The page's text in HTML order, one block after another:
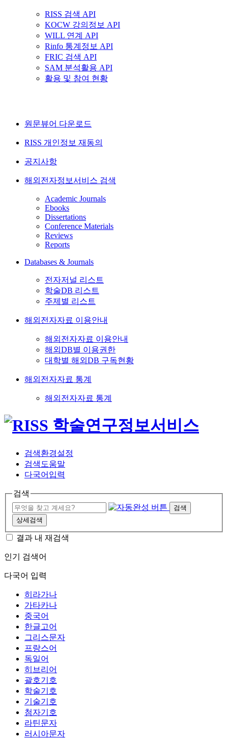
RISS 검색 API
KOCW 강의정보 API
WILL 연계 API
Rinfo 통계정보 API
FRIC 검색 API
SAM 분석활용 API
활용 및 참여 현황
원문뷰어 다운로드
RISS 개인정보 재동의
공지사항
해외전자정보서비스 검색
Academic Journals
Ebooks
Dissertations
Conference Materials
Reviews
Reports
Databases & Journals
전자저널 리스트
학술DB 리스트
주제별 리스트
해외전자자료 이용안내
해외전자자료 이용안내
해외DB별 이용권한
대학별 해외DB 구독현황
해외전자자료 통계
해외전자자료 통계
검색환경설정
검색도움말
다국어입력
검색
검색
상세검색
결과 내 재검색
인기 검색어
다국어 입력
히라가나
가타카나
중국어
한글고어
그리스문자
프랑스어
독일어
히브리어
괄호기호
학술기호
기술기호
첨자기호
라틴문자
러시아문자